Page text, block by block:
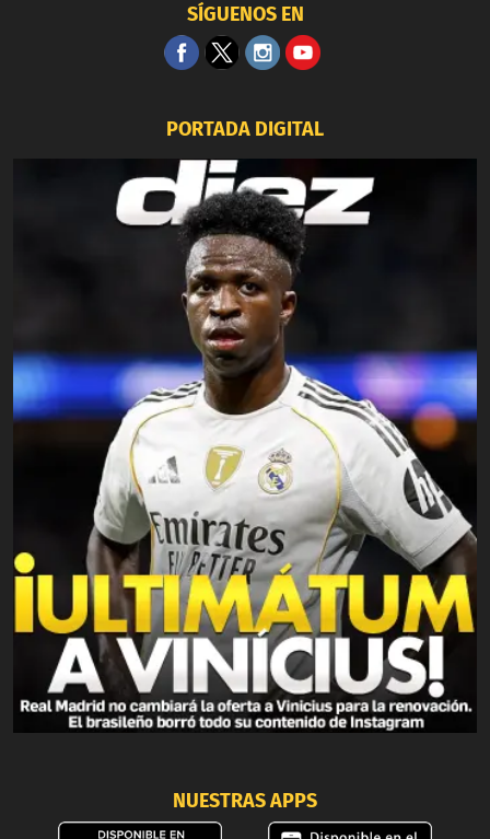
SÍGUENOS EN
PORTADA DIGITAL
NUESTRAS APPS